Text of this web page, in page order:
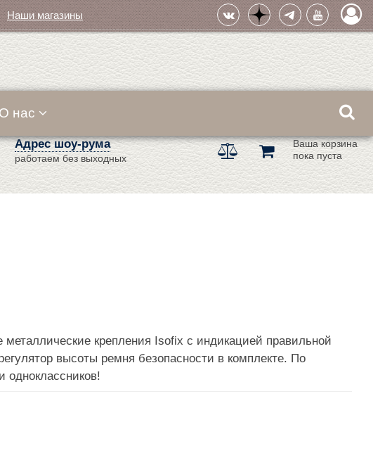
Наши магазины
Адрес шоу-рума
работаем без выходных
Ваша корзина
пока пуста
О нас
крепления Isofix с индикацией правильной
высоты ремня безопасности в комплекте. По
одноклассников!